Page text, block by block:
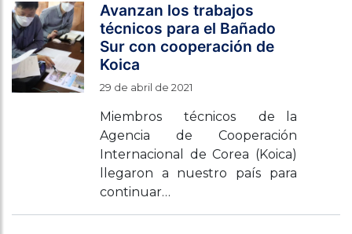
Avanzan los trabajos
técnicos para el Bañado
Sur con cooperación de
Koica
29 de abril de 2021
Miembros técnicos de la
Agencia de Cooperación
Internacional de Corea (Koica)
llegaron a nuestro país para
continuar…